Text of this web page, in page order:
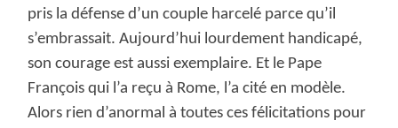
pris la défense d’un couple harcelé parce qu’il
s’embrassait. Aujourd’hui lourdement handicapé,
son courage est aussi exemplaire. Et le Pape
François qui l’a reçu à Rome, l’a cité en modèle.
Alors rien d’anormal à toutes ces félicitations pour